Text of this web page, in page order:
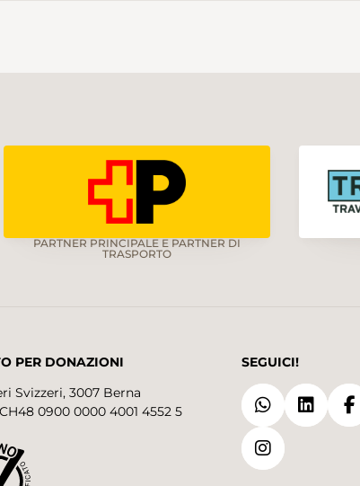
PARTNER PRINCIPALE E PARTNER DI
TRASPORTO
PER DONAZIONI
Svizzeri, 3007 Berna
0900 0000 4001 4552 5
SEGUICI!